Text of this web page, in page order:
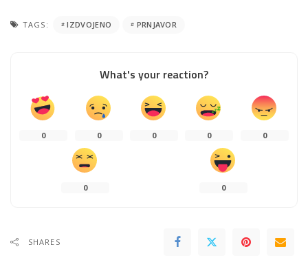
TAGS: IZDVOJENO PRNJAVOR
What's your reaction?
0 0 0 0 0
0 0
SHARES